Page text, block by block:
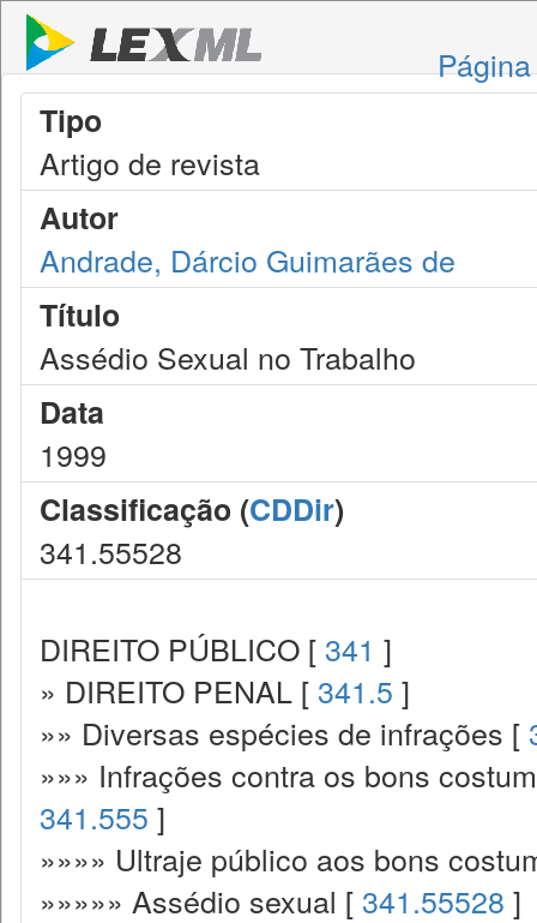
Tipo
Artigo de revista
Autor
Andrade, Dárcio Guimarães de
Título
Assédio Sexual no Trabalho
Data
1999
Classificação (CDDir)
341.55528
DIREITO PÚBLICO [ 341 ]
» DIREITO PENAL [ 341.5 ]
»» Diversas espécies de infrações [
»»» Infrações contra os bons
341.555 ]
»»»» Ultraje público aos bons
»»»»» Assédio sexual [ 341.55528 ]